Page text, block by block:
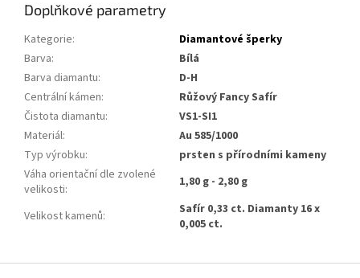
Doplňkové parametry
Kategorie:
Diamantové šperky
Barva:
Bílá
Barva diamantu:
D-H
Centrální kámen:
Růžový Fancy Safír
Čistota diamantu:
VS1-SI1
Materiál:
Au 585/1000
Typ výrobku:
prsten s přírodními kameny
Váha orientační dle zvolené
velikosti: 1,80 g - 2,80 g
Velikost kamenů:
Safír 0,33 ct. Diamanty 16 x
0,005 ct.